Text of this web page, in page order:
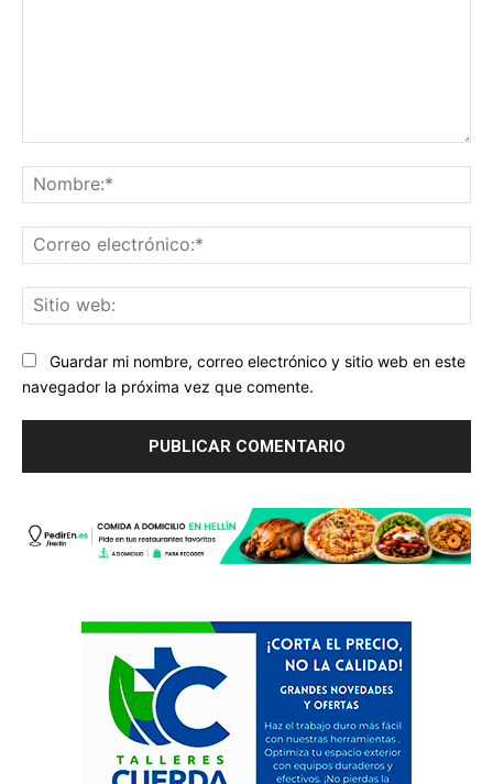
Guardar mi nombre, correo electrónico y sitio web en este
navegador la próxima vez que comente.